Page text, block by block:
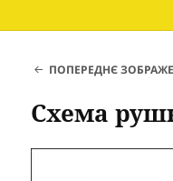
ПОПЕРЕДНЄ
Схема